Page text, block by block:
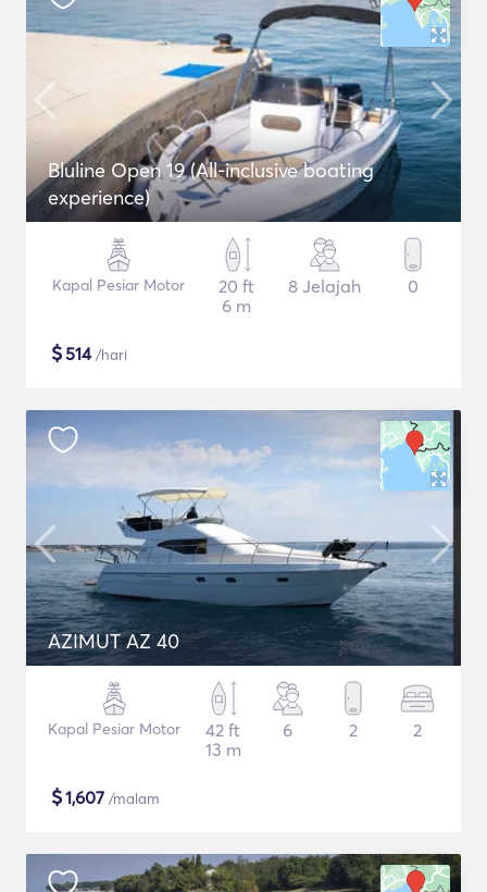
Bluline Open 19 (All-inclusive boating
experience)
Kapal Pesiar Motor
20 ft
6 m
8 Jelajah 0
$514/hari
AZIMUT AZ 40
Kapal Pesiar Motor
42 ft
13 m
6 2 2
$1,607 /malam